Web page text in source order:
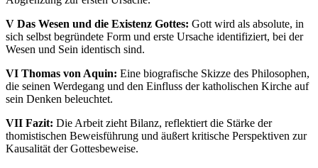
V Das Wesen und die Existenz Gottes: Gott wird als absolute, in
sich selbst begründete Form und erste Ursache identifiziert, bei der
Wesen und Sein identisch sind.
VI Thomas von Aquin: Eine biografische Skizze des Philosophen,
die seinen Werdegang und den Einfluss der katholischen Kirche auf
sein Denken beleuchtet.
VII Fazit: Die Arbeit zieht Bilanz, reflektiert die Stärke der
thomistischen Beweisführung und äußert kritische Perspektiven zur
Kausalität der Gottesbeweise.